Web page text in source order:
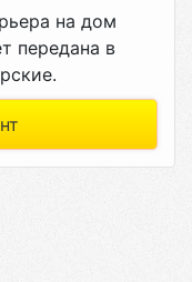
на дом
передана в